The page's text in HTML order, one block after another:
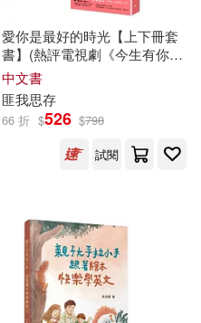
蔡相煇(1)
館，蘇州
(1)
愛你是最好的時光【上下冊套
書】(熱評電視劇《今生有你》
原著小說，鍾漢良、李小冉領
銜主演)
中文書
匪我思存
66 折 $526 $798
試閱